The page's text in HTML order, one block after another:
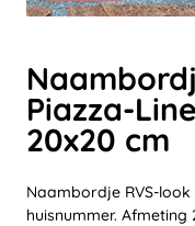
Piazza-
20x20 cm
Naambordje RVS-
huisnummer. Afmeting